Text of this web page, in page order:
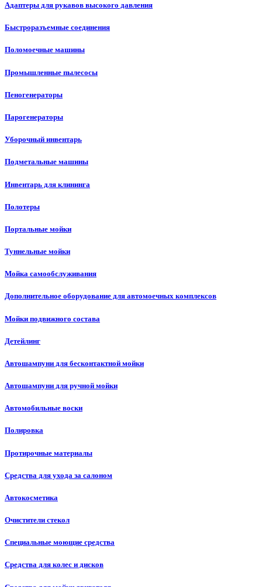
Адаптеры для рукавов высокого давления
Быстроразъемные соединения
Поломоечные машины
Промышленные пылесосы
Пеногенераторы
Парогенераторы
Уборочный инвентарь
Подметальные машины
Инвентарь для клининга
Полотеры
Портальные мойки
Туннельные мойки
Мойка самообслуживания
Дополнительное оборудование для автомоечных комплексов
Мойки подвижного состава
Детейлинг
Автошампуни для бесконтактной мойки
Автошампуни для ручной мойки
Автомобильные воски
Полировка
Протирочные материалы
Средства для ухода за салоном
Автокосметика
Очистители стекол
Специальные моющие средства
Средства для колес и дисков